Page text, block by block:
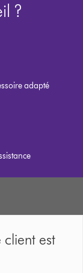
?
adapté
client est